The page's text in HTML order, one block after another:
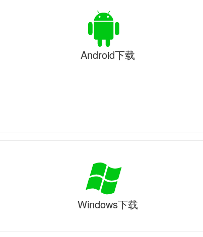
Android下载
Windows下载